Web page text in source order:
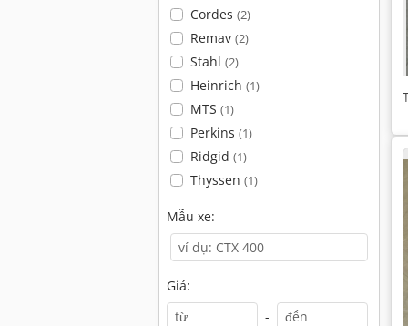
Cordes (2)
Remav (2)
Stahl (2)
Heinrich (1)
MTS (1)
Perkins (1)
Ridgid (1)
Thyssen (1)
Mẫu xe:
Giá:
-